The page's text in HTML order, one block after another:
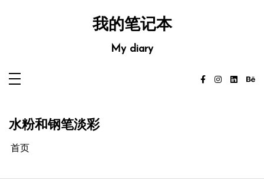
我的笔记本
My diary
水粉和钢笔淡彩
首页